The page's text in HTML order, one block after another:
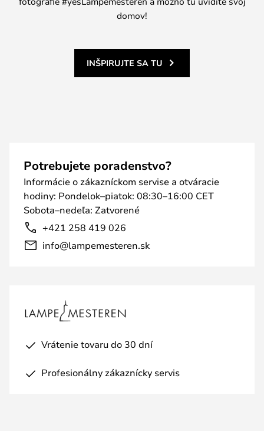
domov!
INŠPIRUJTE SA TU
Potrebujete poradenstvo?
Informácie o zákazníckom servise a otváracie
hodiny: Pondelok–piatok: 08:30–16:00 CET
Sobota–nedeľa: Zatvorené
+421 258 419 026
info@lampemesteren.sk
Vrátenie tovaru do 30 dní
Profesionálny zákaznícky servis